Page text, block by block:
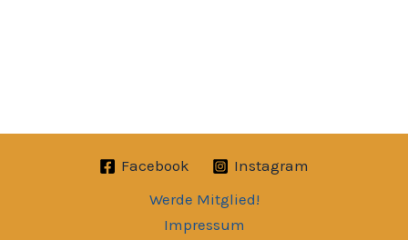
Facebook
Instagram
Werde Mitglied!
Impressum